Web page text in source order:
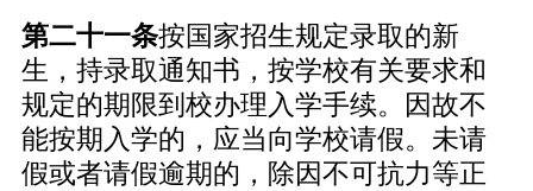
第二十一条按国家招生规定录取的新
生，持录取通知书，按学校有关要求和
规定的期限到校办理入学手续。因故不
能按期入学的，应当向学校请假。未请
假或者请假逾期的，除因不可抗力等正